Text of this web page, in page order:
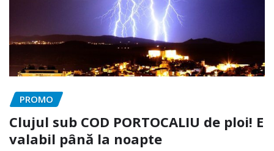
PROMO
Clujul sub COD PORTOCALIU de ploi! E
valabil până la noapte